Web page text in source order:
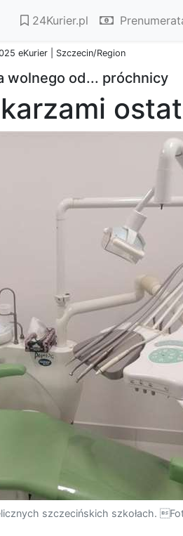
24Kurier.pl
eKurier | Szczecin/Region
wolnego od... próchnicy
szczecińskich szkołach.